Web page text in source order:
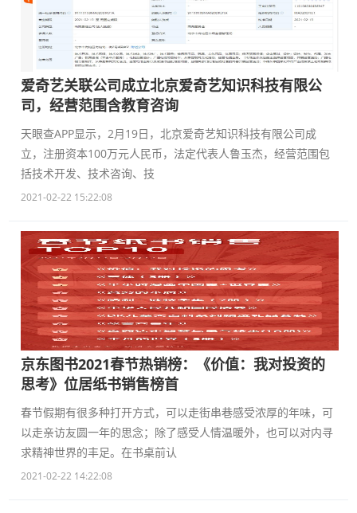
爱奇艺关联公司成立北京爱奇艺知识科技有限公
司，经营范围含教育咨询
天眼查APP显示，2月19日，北京爱奇艺知识科技有限公司成
立，注册资本100万元人民币，法定代表人鲁玉杰，经营范围包
括技术开发、技术咨询、技
2021-02-22 15:22:08
京东图书2021春节热销榜：《价值：我对投资的
思考》位居纸书销售榜首
春节假期有很多种打开方式，可以走街串巷感受浓厚的年味，可
以走亲访友圆一年的思念；除了感受人情温暖外，也可以对内寻
求精神世界的丰足。在书桌前认
2021-02-22 14:22:08